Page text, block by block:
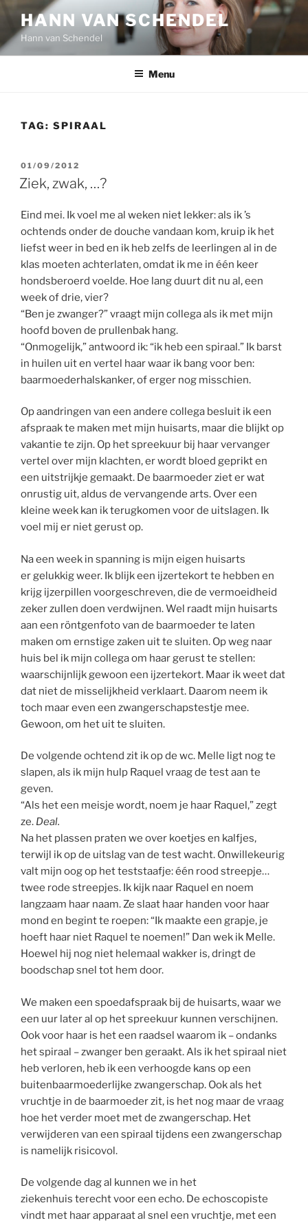
Ga
de
inhoud
HANN VAN SCHENDEL
Hann van Schendel
Menu
TAG: SPIRAAL
GEPLAATST
OP
01/09/2012
Ziek, zwak, …?
Eind mei. Ik voel me al weken niet lekker: als ik ’s
ochtends onder de douche vandaan kom, kruip ik het
liefst weer in bed en ik heb zelfs de leerlingen al in de
klas moeten achterlaten, omdat ik me in één keer
hondsberoerd voelde. Hoe lang duurt dit nu al, een
week of drie, vier?
“Ben je zwanger?” vraagt mijn collega als ik met mijn
hoofd boven de prullenbak hang.
“Onmogelijk,” antwoord ik: “ik heb een spiraal.” Ik barst
in huilen uit en vertel haar waar ik bang voor ben:
baarmoederhalskanker, of erger nog misschien.
Op aandringen van een andere collega besluit ik een
afspraak te maken met mijn huisarts, maar die blijkt op
vakantie te zijn. Op het spreekuur bij haar vervanger
vertel over mijn klachten, er wordt bloed geprikt en
een uitstrijkje gemaakt. De baarmoeder ziet er wat
onrustig uit, aldus de vervangende arts. Over een
kleine week kan ik terugkomen voor de uitslagen. Ik
voel mij er niet gerust op.
Na een week in spanning is mijn eigen huisarts
er gelukkig weer. Ik blijk een ijzertekort te hebben en
krijg ijzerpillen voorgeschreven, die de vermoeidheid
zeker zullen doen verdwijnen. Wel raadt mijn huisarts
aan een röntgenfoto van de baarmoeder te laten
maken om ernstige zaken uit te sluiten. Op weg naar
huis bel ik mijn collega om haar gerust te stellen:
waarschijnlijk gewoon een ijzertekort. Maar ik weet dat
dat niet de misselijkheid verklaart. Daarom neem ik
toch maar even een zwangerschapstestje mee.
Gewoon, om het uit te sluiten.
De volgende ochtend zit ik op de wc. Melle ligt nog te
slapen, als ik mijn hulp Raquel vraag de test aan te
geven.
“Als het een meisje wordt, noem je haar Raquel,” zegt
ze. Deal.
Na het plassen praten we over koetjes en kalfjes,
terwijl ik op de uitslag van de test wacht. Onwillekeurig
valt mijn oog op het teststaafje: één rood streepje…
twee rode streepjes. Ik kijk naar Raquel en noem
langzaam haar naam. Ze slaat haar handen voor haar
mond en begint te roepen: “Ik maakte een grapje, je
hoeft haar niet Raquel te noemen!” Dan wek ik Melle.
Hoewel hij nog niet helemaal wakker is, dringt de
boodschap snel tot hem door.
We maken een spoedafspraak bij de huisarts, waar we
een uur later al op het spreekuur kunnen verschijnen.
Ook voor haar is het een raadsel waarom ik – ondanks
het spiraal – zwanger ben geraakt. Als ik het spiraal niet
heb verloren, heb ik een verhoogde kans op een
buitenbaarmoederlijke zwangerschap. Ook als het
vruchtje in de baarmoeder zit, is het nog maar de vraag
hoe het verder moet met de zwangerschap. Het
verwijderen van een spiraal tijdens een zwangerschap
is namelijk risicovol.
De volgende dag al kunnen we in het
ziekenhuis terecht voor een echo. De echoscopiste
vindt met haar apparaat al snel een vruchtje, met een